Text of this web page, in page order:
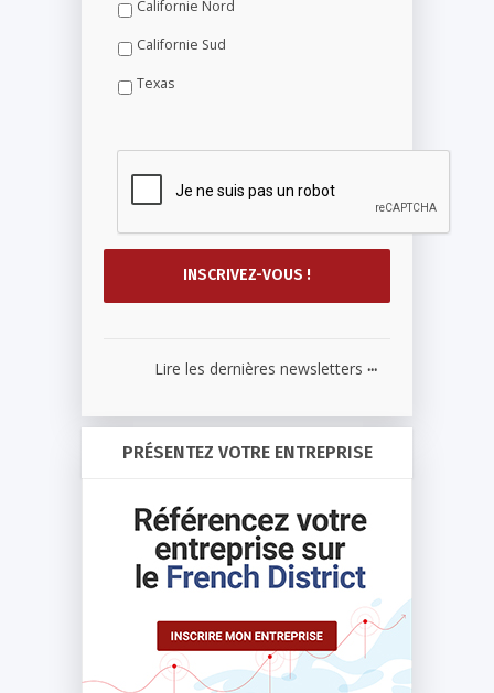
Californie Nord
Californie Sud
Texas
Lire les dernières newsletters ...
PRÉSENTEZ VOTRE ENTREPRISE